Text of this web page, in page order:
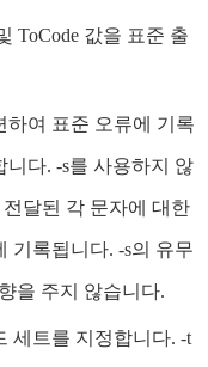
ToCode 값을 표준 출
하여 표준 오류에 기록
다. -s를 사용하지 않
달된 각 문자에 대한
기록됩니다. -s의 유무
을 주지 않습니다.
세트를 지정합니다. -t